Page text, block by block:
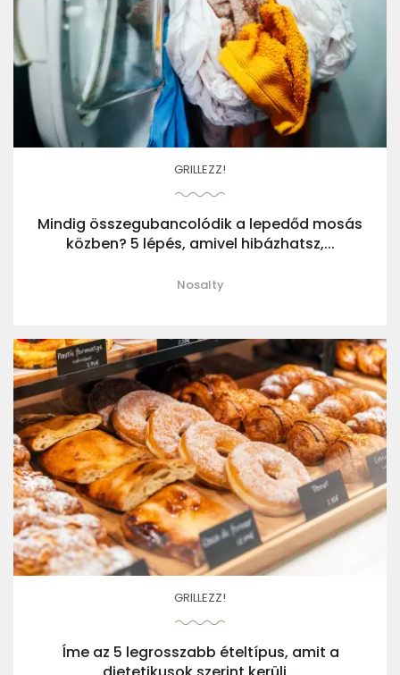
GRILLEZZ!
Mindig összegubancolódik a lepedőd mosás
közben? 5 lépés, amivel hibázhatsz,...
Nosalty
GRILLEZZ!
Íme az 5 legrosszabb ételtípus, amit a